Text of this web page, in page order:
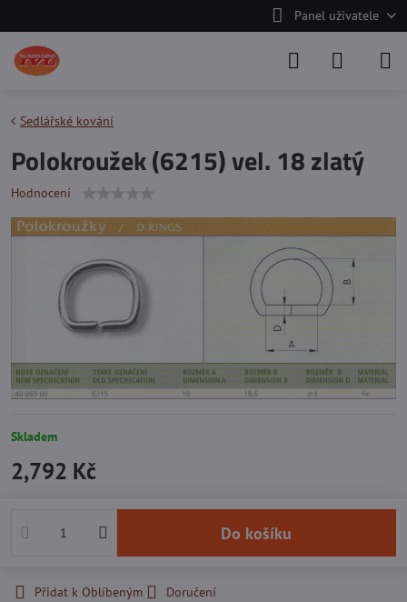
Panel uživatele
Sedlářské kování
Polokroužek (6215) vel. 18 zlatý
Hodnocení
Skladem
2,792 Kč
Do košíku
Přidat k Oblíbeným Doručení